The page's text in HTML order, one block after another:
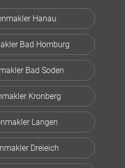
Hanau
Bad Homburg
Bad Soden
Kronberg
Langen
Dreieich